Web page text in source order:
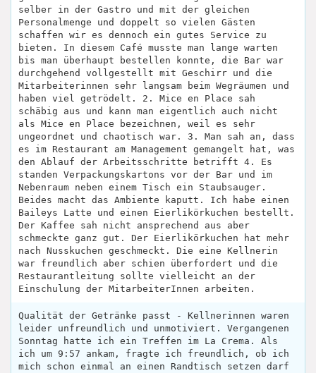
selber in der Gastro und mit der gleichen
Personalmenge und doppelt so vielen Gästen
schaffen wir es dennoch ein gutes Service zu
bieten. In diesem Café musste man lange warten
bis man überhaupt bestellen konnte, die Bar war
durchgehend vollgestellt mit Geschirr und die
Mitarbeiterinnen sehr langsam beim Wegräumen und
haben viel getrödelt. 2. Mice en Place sah
schäbig aus und kann man eigentlich auch nicht
als Mice en Place bezeichnen, weil es sehr
ungeordnet und chaotisch war. 3. Man sah an, dass
es im Restaurant am Management gemangelt hat, was
den Ablauf der Arbeitsschritte betrifft 4. Es
standen Verpackungskartons vor der Bar und im
Nebenraum neben einem Tisch ein Staubsauger.
Beides macht das Ambiente kaputt. Ich habe einen
Baileys Latte und einen Eierlikörkuchen bestellt.
Der Kaffee sah nicht ansprechend aus aber
schmeckte ganz gut. Der Eierlikörkuchen hat mehr
nach Nusskuchen geschmeckt. Die eine Kellnerin
war freundlich aber schien überfordert und die
Restaurantleitung sollte vielleicht an der
Einschulung der MitarbeiterInnen arbeiten.
Qualität der Getränke passt - Kellnerinnen waren
leider unfreundlich und unmotiviert. Vergangenen
Sonntag hatte ich ein Treffen im La Crema. Als
ich um 9:57 ankam, fragte ich freundlich, ob ich
mich schon einmal an einen Randtisch setzen darf